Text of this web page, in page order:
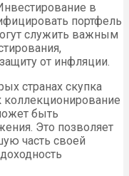
в
портфель
служить важным
от инфляции.
странах скупка
коллекционирование
быть
Это позволяет
часть своей